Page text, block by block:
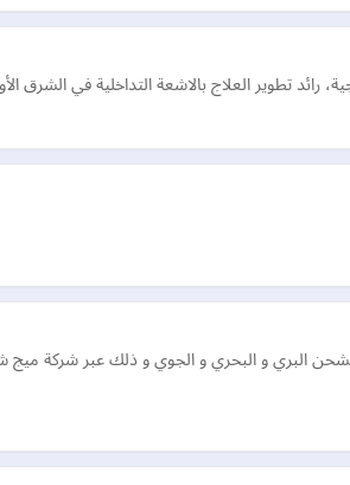
رائد تطوير العلاج بالاشعة التداخلية في الشرق
البري و البحري و الجوي و ذلك عبر شركة ميج